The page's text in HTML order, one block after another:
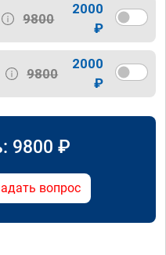
9800
2000
₽
9800
2000
₽
9800 ₽
вопрос